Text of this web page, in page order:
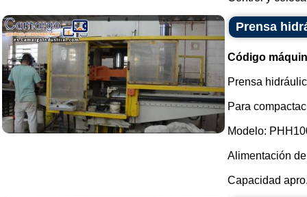
Prensa
Código
Prensa
Para
Modelo:
Alimentación
Capacidad